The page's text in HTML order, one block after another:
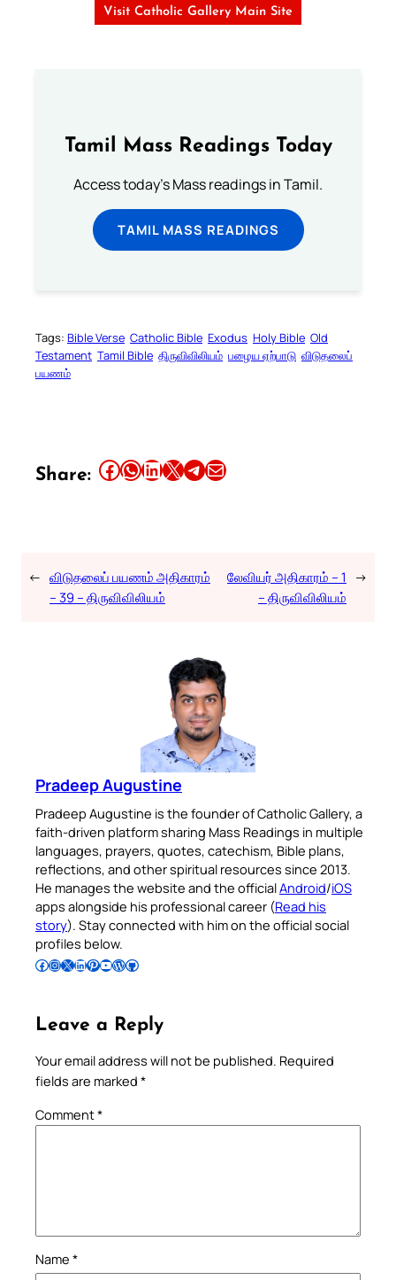
Visit Catholic Gallery Main Site
Tamil Mass Readings Today
Access today's Mass readings in Tamil.
TAMIL MASS READINGS
Tags: Bible Verse Catholic Bible Exodus Holy Bible Old
Testament Tamil Bible திருவிவிலியம் பழைய ஏற்பாடு விடுதலைப்
பயணம்
Share: Share this article on Facebook Share this article on WhatsApp Share this article on LinkedIn Share this article on X Share this article on TelegramEmail this Article
← விடுதலைப் பயணம் அதிகாரம்
– 39 – திருவிவிலியம்
லேவியர் அதிகாரம் – 1
– திருவிவிலியம்
→
Pradeep Augustine
Pradeep Augustine is the founder of Catholic Gallery, a
faith-driven platform sharing Mass Readings in multiple
languages, prayers, quotes, catechism, Bible plans,
reflections, and other spiritual resources since 2013.
He manages the website and the officialAndroid/iOS
apps alongside his professional career (Read his
story). Stay connected with him on the official social
profiles below.
Follow Pradeep on Facebook Follow Pradeep on InstagramFollow Pradeep on X Follow Pradeep on LinkedIn Follow Pradeep on Pinterest Subscribe to Pradeep’s Youtube Channel Follow Pradeep on WordPress Follow Pradeep on GitHub
Leave a Reply
Your email address will not be published. Required
fields are marked *
Comment*
Name *